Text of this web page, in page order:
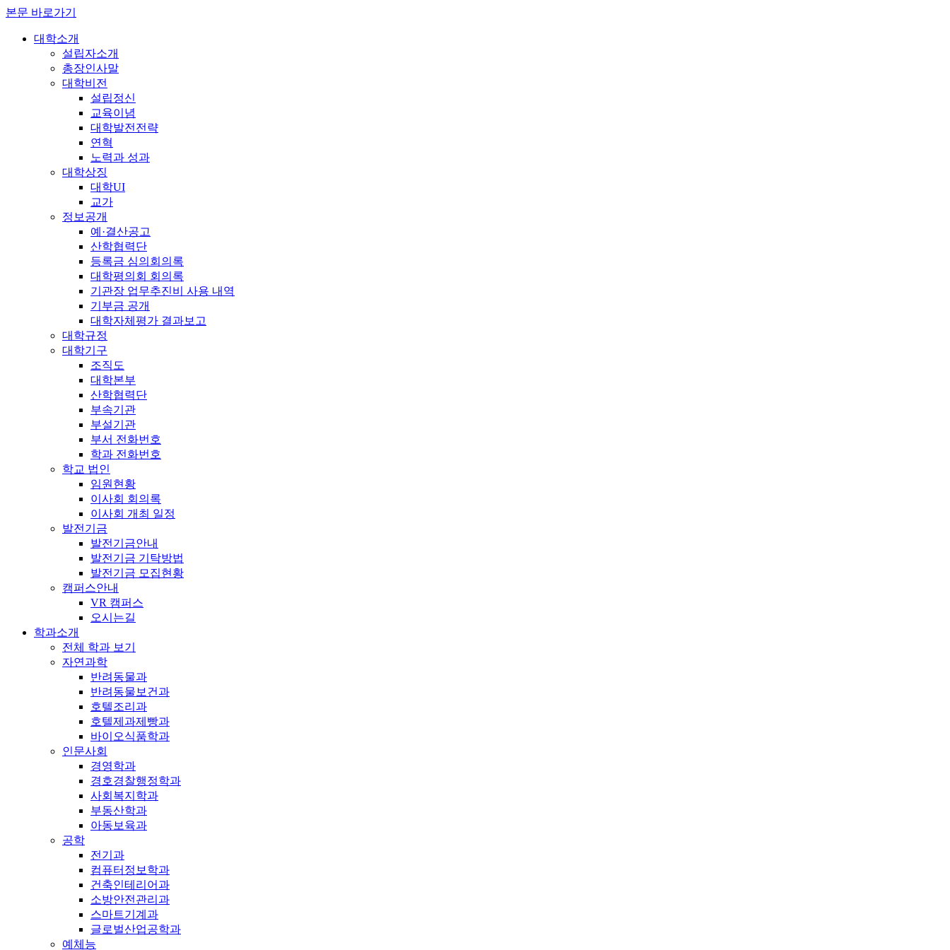
본문 바로가기
대학소개
설립자소개
총장인사말
대학비전
설립정신
교육이념
대학발전전략
연혁
노력과 성과
대학상징
대학UI
교가
정보공개
예·결산공고
산학협력단
등록금 심의회의록
대학평의회 회의록
기관장 업무추진비 사용 내역
기부금 공개
대학자체평가 결과보고
대학규정
대학기구
조직도
대학본부
산학협력단
부속기관
부설기관
부서 전화번호
학과 전화번호
학교 법인
임원현황
이사회 회의록
이사회 개최 일정
발전기금
발전기금안내
발전기금 기탁방법
발전기금 모집현황
캠퍼스안내
VR 캠퍼스
오시는길
학과소개
전체 학과 보기
자연과학
반려동물과
반려동물보건과
호텔조리과
호텔제과제빵과
바이오식품학과
인문사회
경영학과
경호경찰행정학과
사회복지학과
부동산학과
아동보육과
공학
전기과
컴퓨터정보학과
건축인테리어과
소방안전관리과
스마트기계과
글로벌산업공학과
예체능